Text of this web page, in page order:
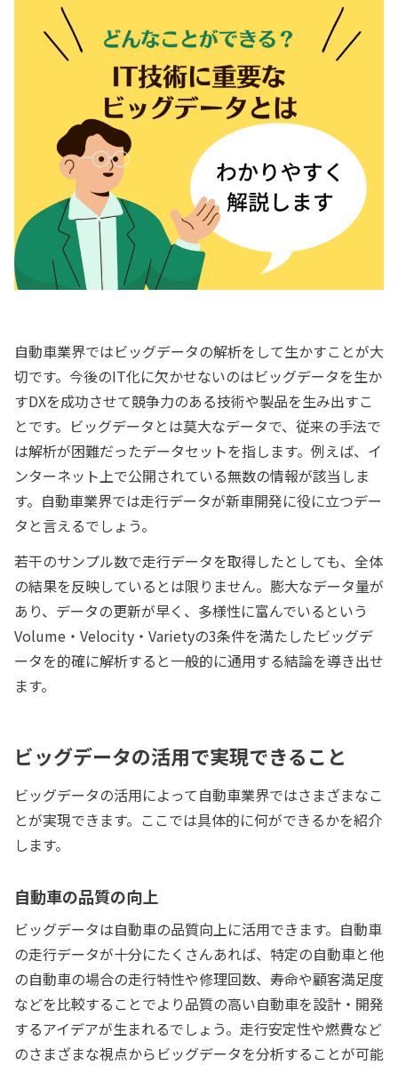
自動車業界ではビッグデータの解析をして生かすことが大
切です。今後のIT化に欠かせないのはビッグデータを生か
すDXを成功させて競争力のある技術や製品を生み出すこ
とです。ビッグデータとは莫大なデータで、従来の手法で
は解析が困難だったデータセットを指します。例えば、イ
ンターネット上で公開されている無数の情報が該当しま
す。自動車業界では走行データが新車開発に役に立つデー
タと言えるでしょう。
若干のサンプル数で走行データを取得したとしても、全体
の結果を反映しているとは限りません。膨大なデータ量が
あり、データの更新が早く、多様性に富んでいるという
Volume・Velocity・Varietyの3条件を満たしたビッグデ
ータを的確に解析すると一般的に通用する結論を導き出せ
ます。
ビッグデータの活用で実現できること
ビッグデータの活用によって自動車業界ではさまざまなこ
とが実現できます。ここでは具体的に何ができるかを紹介
します。
自動車の品質の向上
ビッグデータは自動車の品質向上に活用できます。自動車
の走行データが十分にたくさんあれば、特定の自動車と他
の自動車の場合の走行特性や修理回数、寿命や顧客満足度
などを比較することでより品質の高い自動車を設計・開発
するアイデアが生まれるでしょう。走行安定性や燃費など
のさまざまな視点からビッグデータを分析することが可能